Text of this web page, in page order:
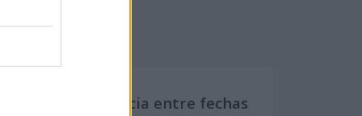
Calcula la diferencia entre fechas